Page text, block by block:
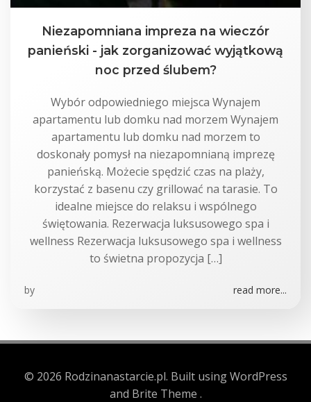
Niezapomniana impreza na wieczór
panieński - jak zorganizować wyjątkową
noc przed ślubem?
Wybór odpowiedniego miejsca Wynajem
apartamentu lub domku nad morzem Wynajem
apartamentu lub domku nad morzem to
doskonały pomysł na niezapomnianą imprezę
panieńską. Możecie spędzić czas na plaży,
korzystać z basenu czy grillować na tarasie. To
idealne miejsce do relaksu i wspólnego
świętowania. Rezerwacja luksusowego spa i
wellness Rezerwacja luksusowego spa i wellness
to świetna propozycja […]
by read more...
© 2026 Rodzinanastarcie.pl. Built using WordPress
and Brite Theme .